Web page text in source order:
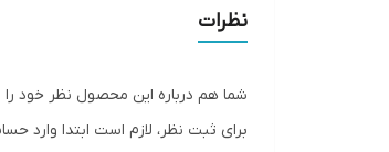
دلیل غنی بودن از انواع
نظرات
شما هم درباره این محصول نظر خود را
برای ثبت نظر، لازم است ابتدا وارد